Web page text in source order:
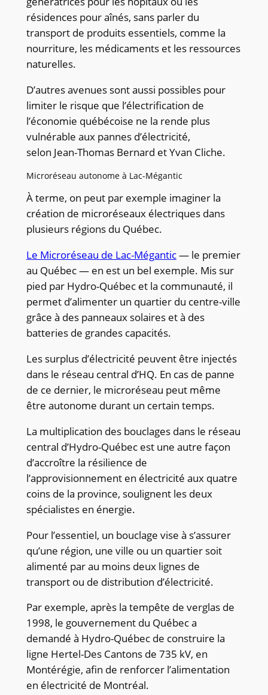
résidences pour aînés, sans parler du
transport de produits essentiels, comme la
nourriture, les médicaments et les ressources
naturelles.
D’autres avenues sont aussi possibles pour
limiter le risque que l’électrification de
l’économie québécoise ne la rende plus
vulnérable aux pannes d’électricité,
selon Jean-Thomas Bernard et Yvan Cliche.
Microréseau autonome à Lac-Mégantic
À terme, on peut par exemple imaginer la
création de microréseaux électriques dans
plusieurs régions du Québec.
Le Microréseau de Lac-Mégantic— le premier
au Québec — en est un bel exemple. Mis sur
pied par Hydro-Québec et la communauté, il
permet d’alimenter un quartier du centre-ville
grâce à des panneaux solaires et à des
batteries de grandes capacités.
Les surplus d’électricité peuvent être injectés
dans le réseau central d’HQ. En cas de panne
de ce dernier, le microréseau peut même
être autonome durant un certain temps.
La multiplication des bouclages dans le réseau
central d’Hydro-Québec est une autre façon
d’accroître la résilience de
l’approvisionnement en électricité aux quatre
coins de la province, soulignent les deux
spécialistes en énergie.
Pour l’essentiel, un bouclage vise à s’assurer
qu’une région, une ville ou un quartier soit
alimenté par au moins deux lignes de
transport ou de distribution d’électricité.
Par exemple, après la tempête de verglas de
1998, le gouvernement du Québec a
demandé à Hydro-Québec de construire la
ligne Hertel-Des Cantons de 735 kV, en
Montérégie, afin de renforcer l’alimentation
en électricité de Montréal.